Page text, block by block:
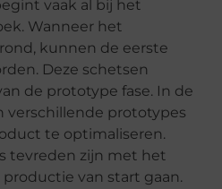
vaak al bij het
Wanneer het
kunnen de eerste
Deze schetsen
de prototype fase. In de
verschillende prototypes
te optimaliseren.
tevreden zijn met het
van start gaan.